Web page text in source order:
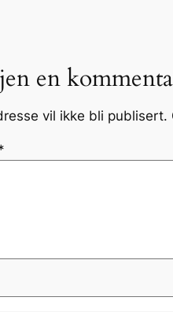
en
vil ikke bli publisert.